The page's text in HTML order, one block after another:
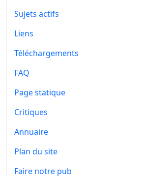
Sujets actifs
Liens
Téléchargements
FAQ
Page statique
Critiques
Annuaire
Plan du site
Faire notre pub